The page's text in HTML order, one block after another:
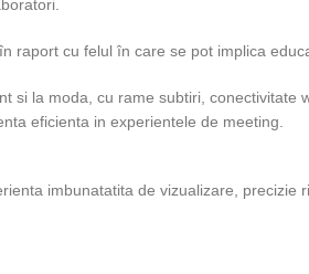
raport cu felul în care se pot implica
si la moda, cu rame subtiri, conectivitate
eficienta in experientele de meeting.
imbunatatita de vizualizare, precizie